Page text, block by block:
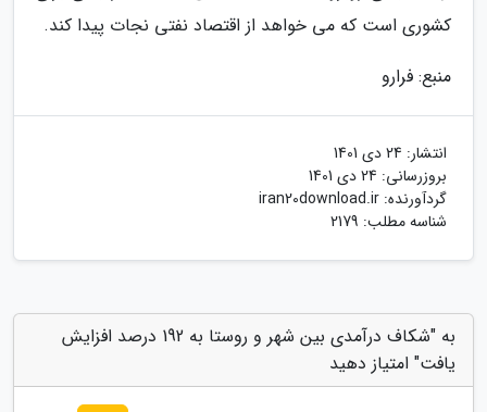
کشوری است که می خواهد از اقتصاد نفتی نجات پیدا کند.
منبع: فرارو
انتشار: 24 دی 1401
بروزرسانی: 24 دی 1401
گردآورنده: iran20download.ir
شناسه مطلب: 2179
به "شکاف درآمدی بین شهر و روستا به 192 درصد افزایش
یافت" امتیاز دهید